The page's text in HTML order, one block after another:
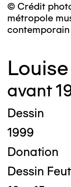
© Crédit
métropole
avant
Dessin
1999
Donation
Dessin